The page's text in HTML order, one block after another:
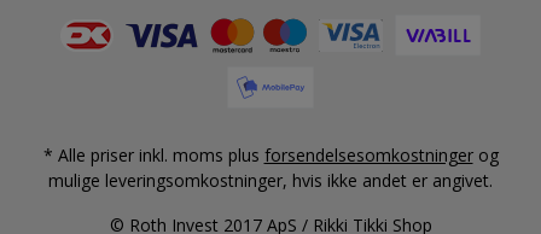
© Roth Invest 2017 ApS / Rikki Tikki Shop
* Alle priser inkl. moms plus forsendelsesomkostningerog
mulige leveringsomkostninger, hvis ikke andet er angivet.